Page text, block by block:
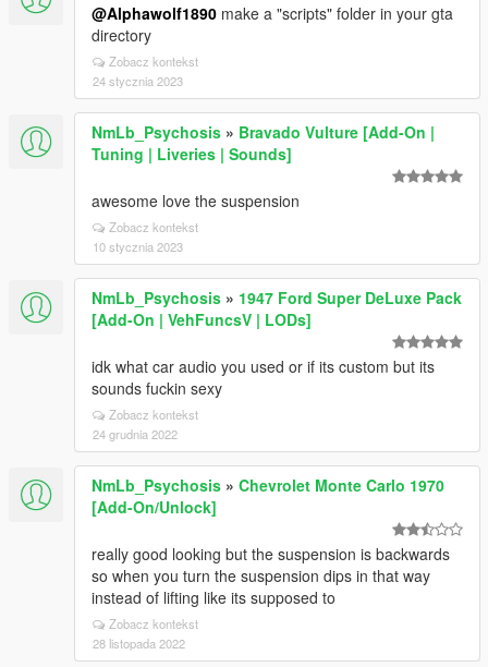
@Alphawolf1890 make a "scripts" folder in your gta
directory
Zobacz kontekst
24 stycznia 2023
NmLb_Psychosis » Bravado Vulture [Add-On |
Tuning | Liveries | Sounds]
awesome love the suspension
Zobacz kontekst
10 stycznia 2023
NmLb_Psychosis » 1947 Ford Super DeLuxe Pack
[Add-On | VehFuncsV | LODs]
idk what car audio you used or if its custom but its
sounds fuckin sexy
Zobacz kontekst
24 grudnia 2022
NmLb_Psychosis » Chevrolet Monte Carlo 1970
[Add-On/Unlock]
really good looking but the suspension is backwards
so when you turn the suspension dips in that way
instead of lifting like its supposed to
Zobacz kontekst
28 listopada 2022